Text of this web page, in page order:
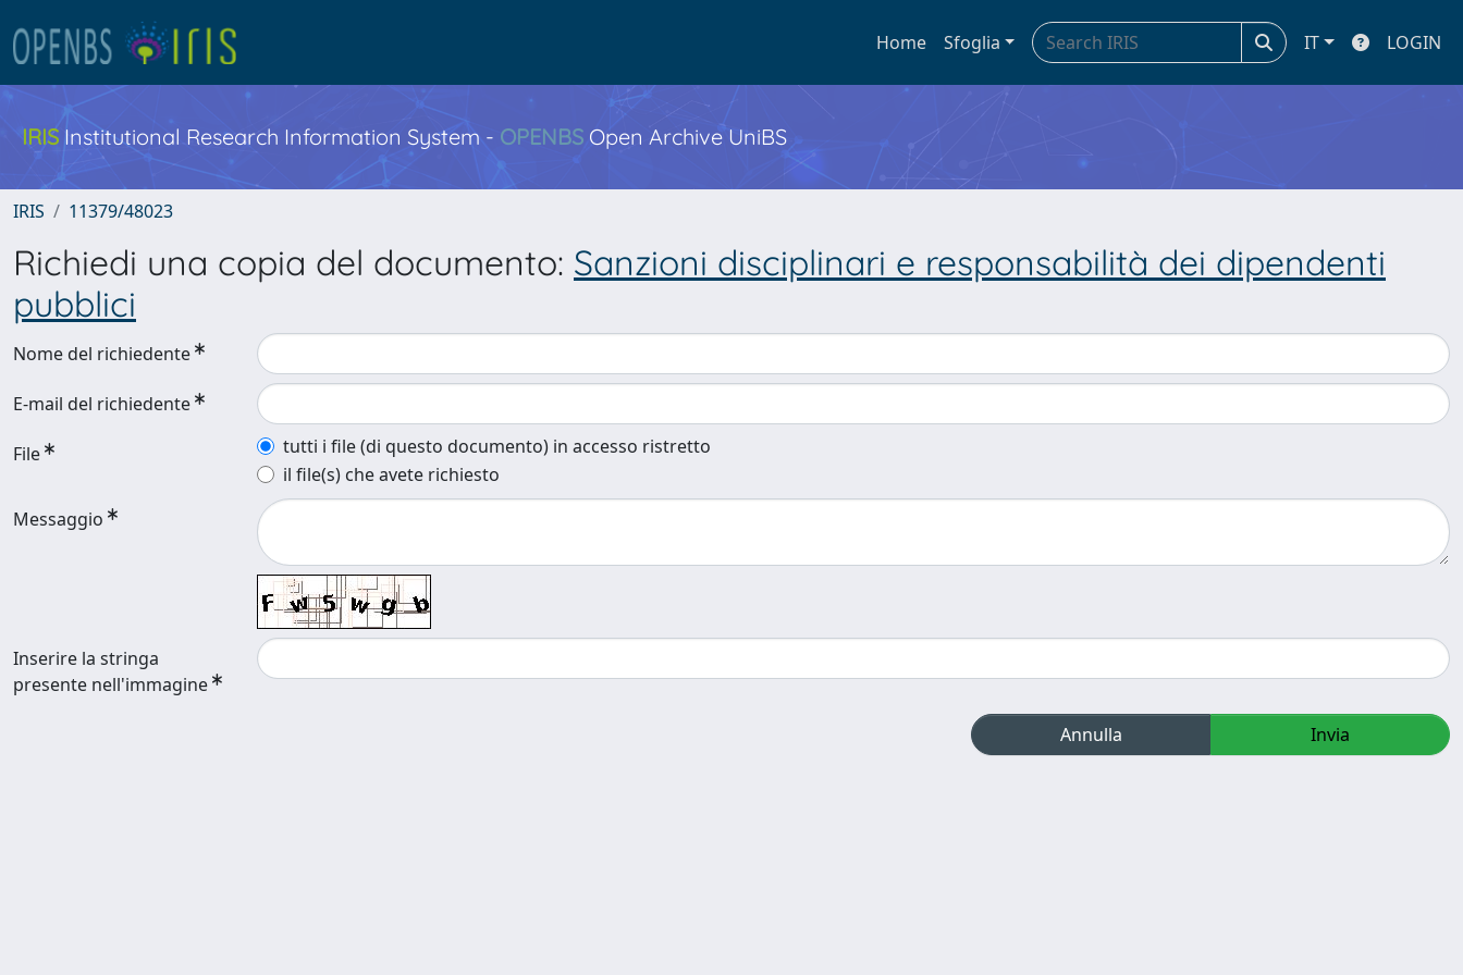
Home Sfoglia IT LOGIN
IRIS Institutional Research Information System - OPENBS Open Archive UniBS
IRIS 11379/48023
Richiedi una copia del documento: Sanzioni disciplinari e responsabilità dei dipendenti
pubblici
Nome del richiedente
E-mail del richiedente
File
tutti i file (di questo documento) in accesso ristretto
il file(s) che avete richiesto
Messaggio
Inserire la stringa
presente nell'immagine
Annulla Invia